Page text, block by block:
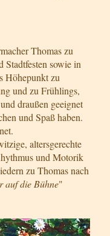
Thomas zu
sowie in
Höhepunkt zu
und zu Frühlings,
draußen geeignet
und Spaß haben.
altersgerechte
und Motorik
zu Thomas nach
auf die Bühne"